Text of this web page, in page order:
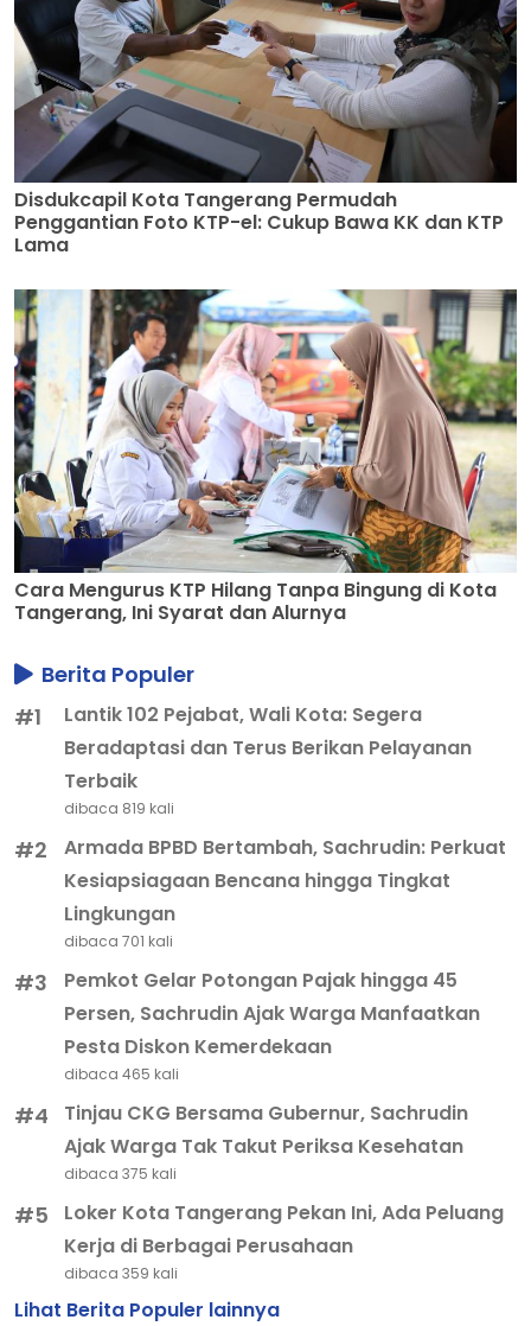
Disdukcapil Kota Tangerang Permudah
Penggantian Foto KTP-el: Cukup Bawa KK dan KTP
Lama
Cara Mengurus KTP Hilang Tanpa Bingung di Kota
Tangerang, Ini Syarat dan Alurnya
Berita Populer
#1
Lantik 102 Pejabat, Wali Kota: Segera
Beradaptasi dan Terus Berikan Pelayanan
Terbaik
dibaca 819 kali
#2
Armada BPBD Bertambah, Sachrudin: Perkuat
Kesiapsiagaan Bencana hingga Tingkat
Lingkungan
dibaca 701 kali
#3
Pemkot Gelar Potongan Pajak hingga 45
Persen, Sachrudin Ajak Warga Manfaatkan
Pesta Diskon Kemerdekaan
dibaca 465 kali
#4
Tinjau CKG Bersama Gubernur, Sachrudin
Ajak Warga Tak Takut Periksa Kesehatan
dibaca 375 kali
#5
Loker Kota Tangerang Pekan Ini, Ada Peluang
Kerja di Berbagai Perusahaan
dibaca 359 kali
Lihat Berita Populer lainnya